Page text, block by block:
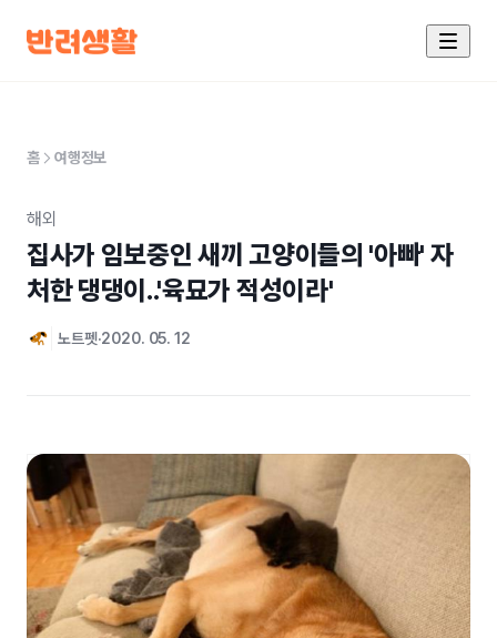
홈 여행정보
해외
집사가 임보중인 새끼 고양이들의 '아빠' 자
처한 댕댕이..'육묘가 적성이라'
노트펫 2020. 05. 12